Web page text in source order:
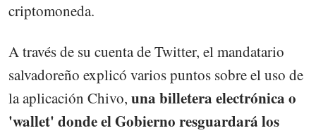
criptomoneda.
A través de su cuenta de Twitter, el mandatario
salvadoreño explicó varios puntos sobre el uso de
la aplicación Chivo, una billetera electrónica o
'wallet' donde el Gobierno resguardará los